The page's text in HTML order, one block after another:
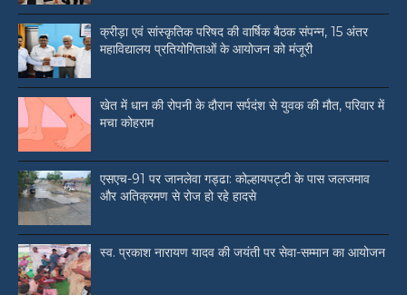
क्रीड़ा एवं सांस्कृतिक परिषद की वार्षिक बैठक संपन्न, 15 अंतर
महाविद्यालय प्रतियोगिताओं के आयोजन को मंजूरी
खेत में धान की रोपनी के दौरान सर्पदंश से युवक की मौत, परिवार में
मचा कोहराम
एसएच-91 पर जानलेवा गड्ढा: कोल्हायपट्टी के पास जलजमाव
और अतिक्रमण से रोज हो रहे हादसे
स्व. प्रकाश नारायण यादव की जयंती पर सेवा-सम्मान का आयोजन